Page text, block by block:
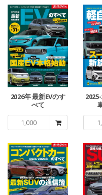
2026年 最新EVのす
べて
1,000